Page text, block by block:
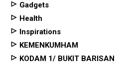
Gadgets
Health
Inspirations
KEMENKUMHAM
KODAM 1/ BUKIT BARISAN